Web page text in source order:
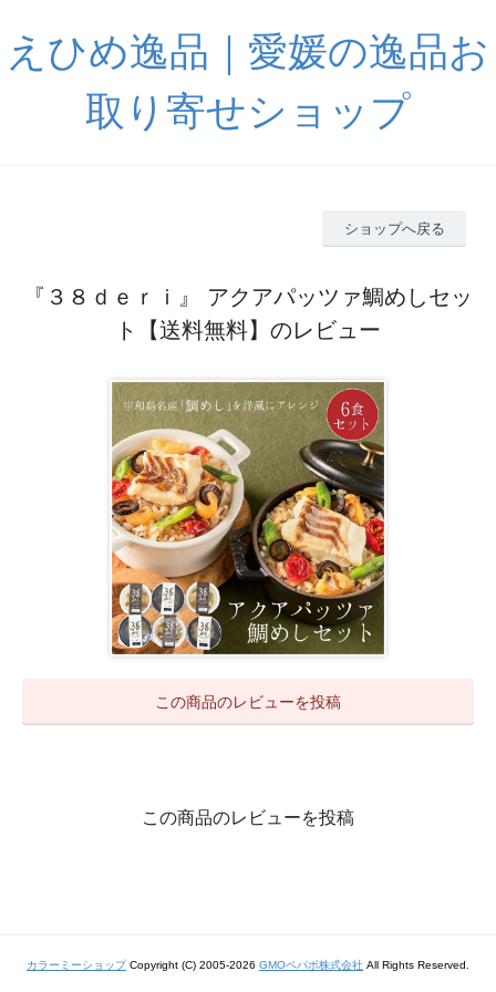
えひめ逸品｜愛媛の逸品お
取り寄せショップ
ショップへ戻る
『３８ｄｅｒｉ』 アクアパッツァ鯛めしセッ
ト【送料無料】のレビュー
この商品のレビューを投稿
この商品のレビューを投稿
カラーミーショップCopyright (C) 2005-2026 GMOペパボ株式会社 All Rights Reserved.